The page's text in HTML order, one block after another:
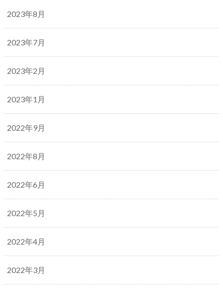
2023年8月
2023年7月
2023年2月
2023年1月
2022年9月
2022年8月
2022年6月
2022年5月
2022年4月
2022年3月